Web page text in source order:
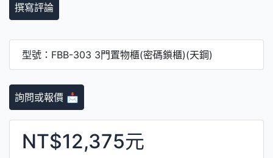
撰寫評論
型號：FBB-303 3門置物櫃(密碼鎖櫃)(天鋼)
詢問或報價 📩
NT$12,375元